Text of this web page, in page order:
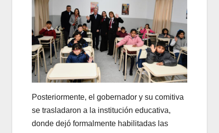
Posteriormente, el gobernador y su comitiva
se trasladaron a la institución educativa,
donde dejó formalmente habilitadas las